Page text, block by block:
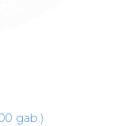
gab.)